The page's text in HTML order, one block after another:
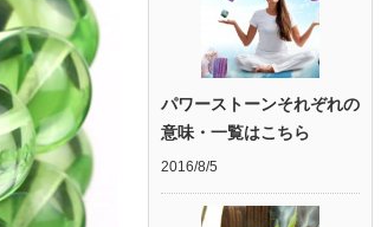
パワーストーンそれぞれの
意味・一覧はこちら
2016/8/5